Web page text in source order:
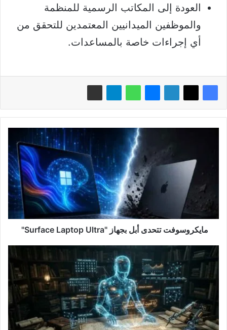
العودة إلى المكاتب الرسمية للمنظمة
والموظفين الميدانيين المعتمدين للتحقق من
أي إجراءات خاصة بالمساعدات.
"Surface
Laptop
مايكروسوفت تتحدى أبل بجهاز "Surface Laptop Ultra"
الذكاء
الاصطناعي
يتحول
إلى
"محقق
تاريخي"
لفك
شفرات